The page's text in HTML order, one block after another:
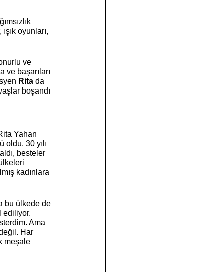
oyunları,
ve
ve başarıları
Rita da
boşandı
Yahan
30 yılı
besteler
kadınlara
bu ülkede de
Ama
Har
meşale